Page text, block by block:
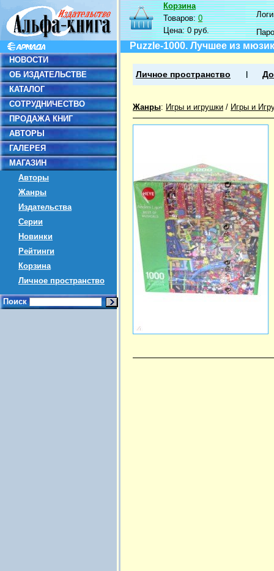
НОВОСТИ
ОБ ИЗДАТЕЛЬСТВЕ
КАТАЛОГ
СОТРУДНИЧЕСТВО
ПРОДАЖА КНИГ
АВТОРЫ
ГАЛЕРЕЯ
МАГАЗИН
Авторы
Жанры
Издательства
Серии
Новинки
Рейтинги
Корзина
Личное пространство
Поиск
Корзина
Товаров:0
Цена:0 руб.
Puzzle-1000. Лучшее из
Личное пространство
Жанры: Игры и игрушки / Игры и